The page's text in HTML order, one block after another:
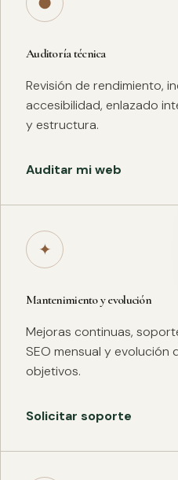
Auditoría técnica
Revisión de rendimiento,
accesibilidad, enlazado
y estructura.
Auditar mi web
✦
Mantenimiento y evolución
Mejoras continuas,
SEO mensual y evolución
objetivos.
Solicitar soporte